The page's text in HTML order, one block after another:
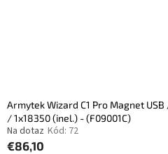
Armytek Wizard C1 Pro Magnet
/ 1x18350 (inel.) - (F09001C)
Na dotaz Kód: 72
€86,10